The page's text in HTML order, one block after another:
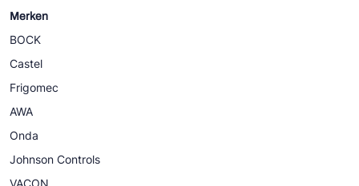
Merken
BOCK
Castel
Frigomec
AWA
Onda
Johnson Controls
VACON